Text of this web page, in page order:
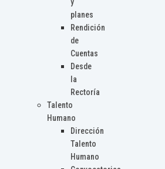
y
planes
Rendición
de
Cuentas
Desde
la
Rectoría
Talento
Humano
Dirección
Talento
Humano